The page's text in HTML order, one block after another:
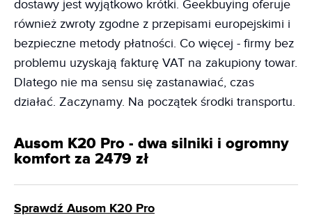
dostawy jest wyjątkowo krótki. Geekbuying oferuje
również zwroty zgodne z przepisami europejskimi i
bezpieczne metody płatności. Co więcej - firmy bez
problemu uzyskają fakturę VAT na zakupiony towar.
Dlatego nie ma sensu się zastanawiać, czas
działać. Zaczynamy. Na początek środki transportu.
Ausom K20 Pro - dwa silniki i ogromny
komfort za 2479 zł
Sprawdź Ausom K20 Pro